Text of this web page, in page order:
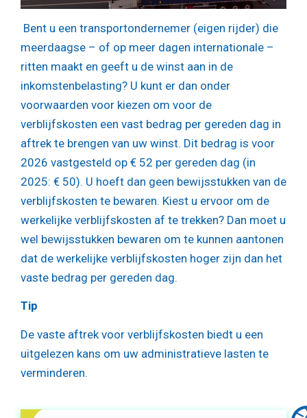
Bent u een transportondernemer (eigen rijder) die
meerdaagse – of op meer dagen internationale –
ritten maakt en geeft u de winst aan in de
inkomstenbelasting? U kunt er dan onder
voorwaarden voor kiezen om voor de
verblijfskosten een vast bedrag per gereden dag in
aftrek te brengen van uw winst. Dit bedrag is voor
2026 vastgesteld op € 52 per gereden dag (in
2025: € 50). U hoeft dan geen bewijsstukken van de
verblijfskosten te bewaren. Kiest u ervoor om de
werkelijke verblijfskosten af te trekken? Dan moet u
wel bewijsstukken bewaren om te kunnen aantonen
dat de werkelijke verblijfskosten hoger zijn dan het
vaste bedrag per gereden dag.
Tip
De vaste aftrek voor verblijfskosten biedt u een
uitgelezen kans om uw administratieve lasten te
verminderen.